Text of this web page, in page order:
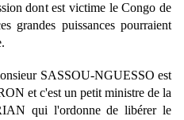
dont est victime le Congo de
grandes puissances pourraient
SASSOU-NGUESSO est
et c'est un petit ministre de la
qui l'ordonne de libérer le